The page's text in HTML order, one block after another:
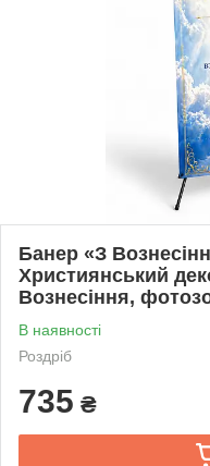
Банер «З
Християнський
Вознесіння,
В наявності
Роздріб
735 ₴